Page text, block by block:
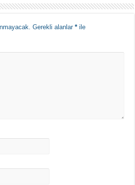
Gerekli alanlar* ile